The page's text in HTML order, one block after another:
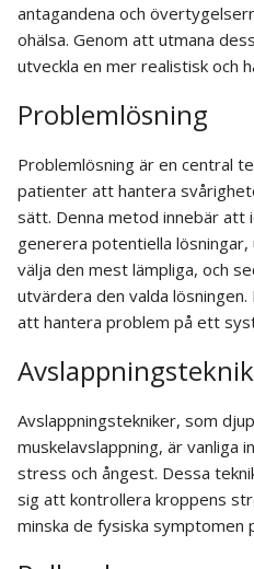
antagandena och
ohälsa. Genom att utmana
utveckla en mer realistisk och
Problemlösning
Problemlösning är en central
patienter att hantera
sätt. Denna metod innebär
generera potentiella
välja den mest lämpliga, och
utvärdera den valda
att hantera problem på ett
Avslappningstekniker, som
muskelavslappning, är vanliga
stress och ångest. Dessa
sig att kontrollera kroppens
minska de fysiska symptomen